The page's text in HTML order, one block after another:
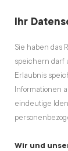
Ihr
Sie haben das
speichern darf
Erlaubnis
Informationen
eindeutige
Wir und